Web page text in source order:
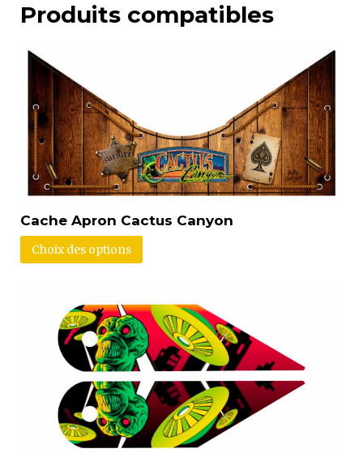
Produits compatibles
Cache Apron Cactus Canyon
Choix des options